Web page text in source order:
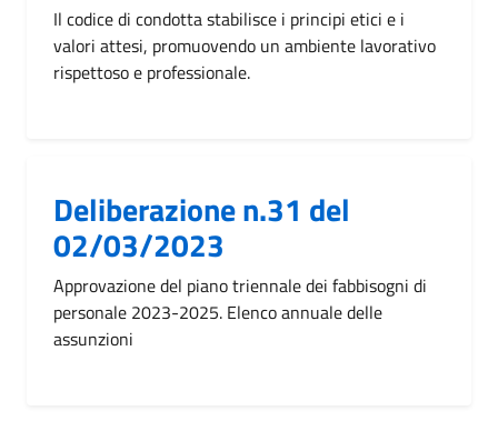
Il codice di condotta stabilisce i principi etici e i
valori attesi, promuovendo un ambiente lavorativo
rispettoso e professionale.
Deliberazione n.31 del
02/03/2023
Approvazione del piano triennale dei fabbisogni di
personale 2023-2025. Elenco annuale delle
assunzioni